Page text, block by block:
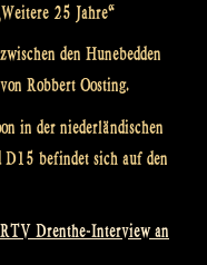
25 Jahre“
den Hunebedden
Robbert Oosting.
in der niederländischen
D15 befindet sich auf den
RTV Drenthe-Interview an